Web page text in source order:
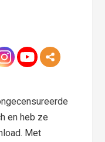
en heb ze
Met